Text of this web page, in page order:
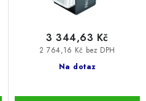
Na dotaz
2 764,16 Kč bez DPH
3 344,63 Kč